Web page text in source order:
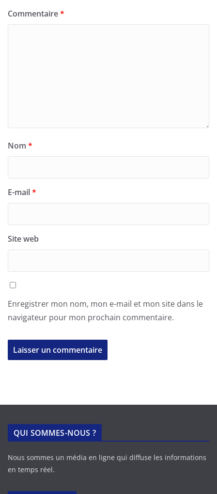
Commentaire*
Nom *
E-mail*
Site web
Enregistrer mon nom, mon e-mail et mon site dans le
navigateur pour mon prochain commentaire.
QUI SOMMES-NOUS ?
Nous sommes un média en ligne qui diffuse les informations
en temps réel.